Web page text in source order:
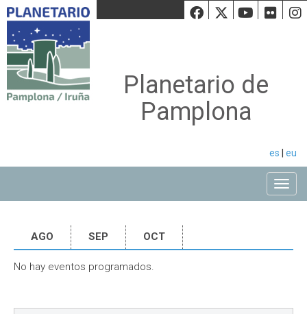
Facebook
Twiiter
Planetario de
Pamplona
es eu
AGO SEP OCT
No hay eventos programados.